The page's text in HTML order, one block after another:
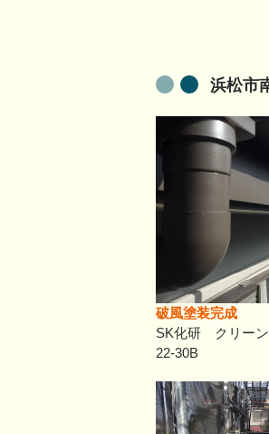
浜松市
破風塗装完成
SK化研 クリーン
22-30B